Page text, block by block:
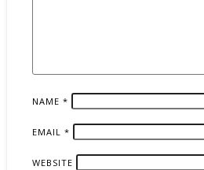
NAME *
EMAIL *
WEBSITE